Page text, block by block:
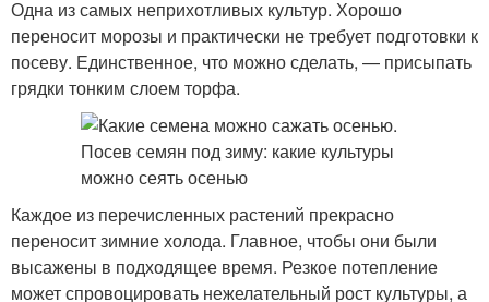
Одна из самых неприхотливых культур. Хорошо
переносит морозы и практически не требует подготовки к
посеву. Единственное, что можно сделать, — присыпать
грядки тонким слоем торфа.
Каждое из перечисленных растений прекрасно
переносит зимние холода. Главное, чтобы они были
высажены в подходящее время. Резкое потепление
может спровоцировать нежелательный рост культуры, а